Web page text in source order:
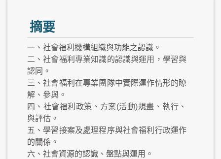
摘要
一、社會福利機構組織與功能之認識。
二、社會福利專業知識的認識與運用，學習與
認同。
三、社會福利在專業團隊中實際運作情形的瞭
解、參與。
四、社會福利政策、方案(活動)規畫、執行、
與評估。
五、學習接案及處理程序與社會福利行政運作
的關係。
六、社會資源的認識、盤點與運用。